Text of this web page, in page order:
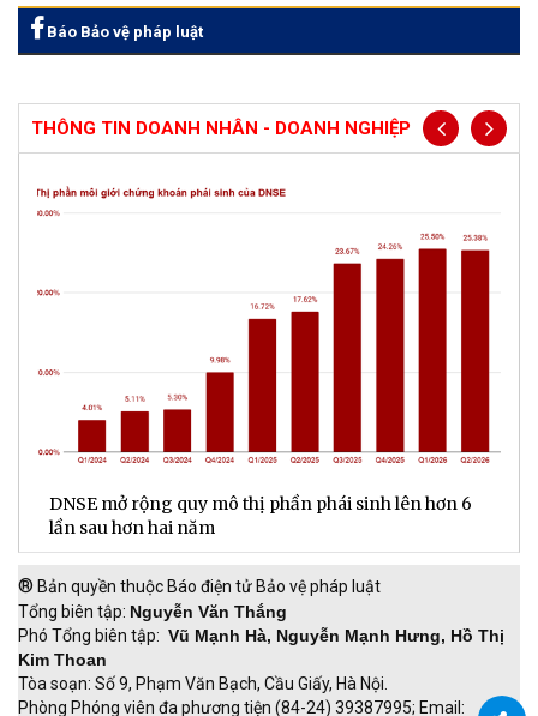
Báo Bảo vệ pháp luật
THÔNG TIN DOANH NHÂN - DOANH NGHIỆP
DNSE mở rộng quy mô thị phần phái sinh lên hơn 6
lần sau hơn hai năm
® Bản quyền thuộc Báo điện tử Bảo vệ pháp luật
Tổng biên tập: Nguyễn Văn Thắng
Phó Tổng biên tập: Vũ Mạnh Hà, Nguyễn Mạnh Hưng, Hồ Thị
Kim Thoan
Tòa soạn: Số 9, Phạm Văn Bạch, Cầu Giấy, Hà Nội.
Phòng Phóng viên đa phương tiện (84-24) 39387995; Email: